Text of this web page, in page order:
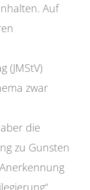
Auf
(JMStV)
zwar
die
zu Gunsten